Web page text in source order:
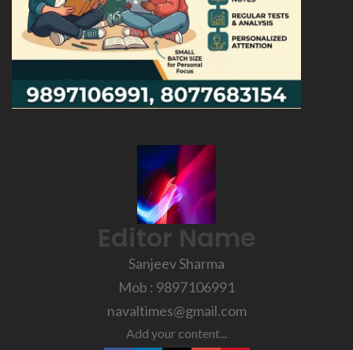
Editor Name
Sanjeev Sharma
Mob : 9897106991
navaltimes@gmail.com
Add your content...